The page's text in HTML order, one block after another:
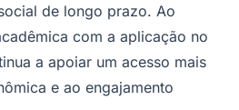
de longo prazo. Ao
com a aplicação no
a apoiar um acesso mais
e ao engajamento